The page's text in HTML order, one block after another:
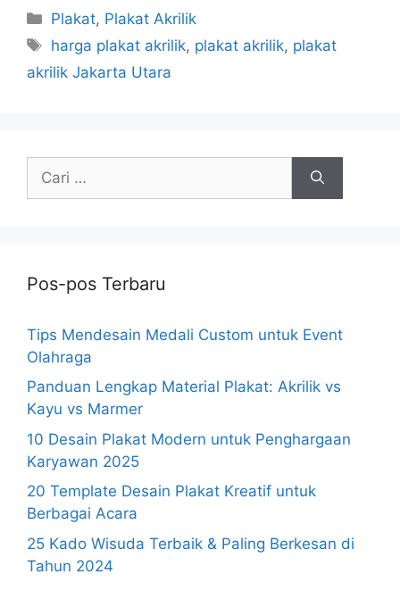
Kategori
Plakat, Plakat Akrilik
Tag
harga plakat akrilik, plakat akrilik, plakat
akrilik Jakarta Utara
untuk:
Pos-pos Terbaru
Tips Mendesain Medali Custom untuk Event
Olahraga
Panduan Lengkap Material Plakat: Akrilik vs
Kayu vs Marmer
10 Desain Plakat Modern untuk Penghargaan
Karyawan 2025
20 Template Desain Plakat Kreatif untuk
Berbagai Acara
25 Kado Wisuda Terbaik & Paling Berkesan di
Tahun 2024